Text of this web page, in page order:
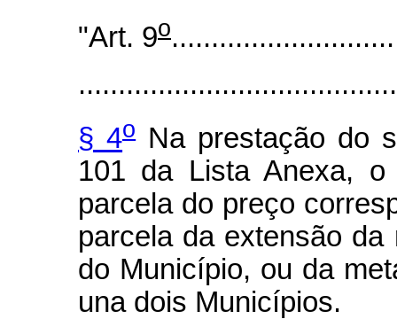
"Art. 9o
§ 4oNa prestação do
101 da Lista Anexa,
parcela do preço
parcela da extensão
do Município, ou da
una dois Municípios.